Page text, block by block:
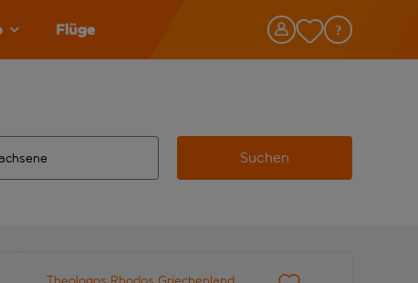
Flüge
Suchen